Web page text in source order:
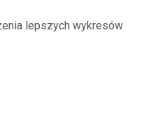
lepszych wykresów